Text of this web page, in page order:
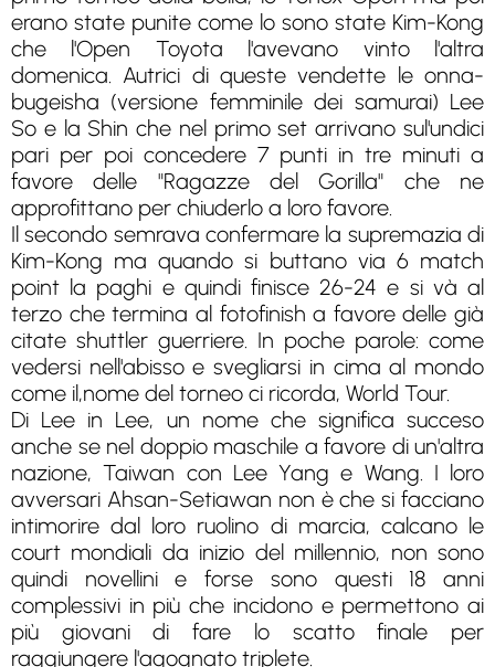
erano state punite come lo sono state Kim-Kong
che l'Open Toyota l'avevano vinto l'altra
domenica. Autrici di queste vendette le onna-
bugeisha (versione femminile dei samurai) Lee
So e la Shin che nel primo set arrivano sul'undici
pari per poi concedere 7 punti in tre minuti a
favore delle "Ragazze del Gorilla" che ne
approfittano per chiuderlo a loro favore.
Il secondo semrava confermare la supremazia di
Kim-Kong ma quando si buttano via 6 match
point la paghi e quindi finisce 26-24 e si và al
terzo che termina al fotofinish a favore delle già
citate shuttler guerriere. In poche parole: come
vedersi nell'abisso e svegliarsi in cima al mondo
come il,nome del torneo ci ricorda, World Tour.
Di Lee in Lee, un nome che significa succeso
anche se nel doppio maschile a favore di un'altra
nazione, Taiwan con Lee Yang e Wang. I loro
avversari Ahsan-Setiawan non è che si facciano
intimorire dal loro ruolino di marcia, calcano le
court mondiali da inizio del millennio, non sono
quindi novellini e forse sono questi 18 anni
complessivi in più che incidono e permettono ai
più giovani di fare lo scatto finale per
raggiungere l'agognato triplete.